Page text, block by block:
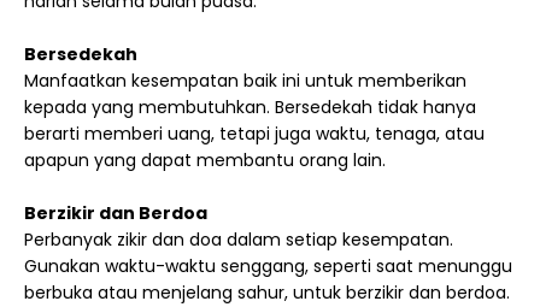
Bersedekah
Manfaatkan kesempatan baik ini untuk memberikan
kepada yang membutuhkan. Bersedekah tidak hanya
berarti memberi uang, tetapi juga waktu, tenaga, atau
apapun yang dapat membantu orang lain.
Berzikir dan Berdoa
Perbanyak zikir dan doa dalam setiap kesempatan.
Gunakan waktu-waktu senggang, seperti saat menunggu
berbuka atau menjelang sahur, untuk berzikir dan berdoa.